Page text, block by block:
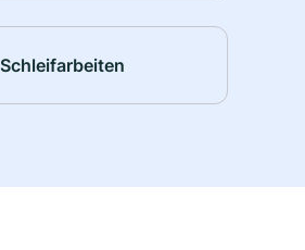
Schleifarbeiten